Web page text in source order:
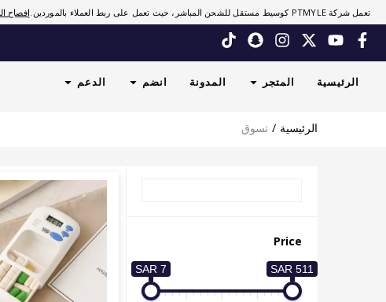
تعمل شركة PTMYLE كوسيط مستقل للشحن المباشر، حيث تعمل على ربط العملاء بالموردين. إفصاح
الرئيسية المتجر المدونة انضم الدعم
الرئيسية تسوق
Price
7 SAR 511 SAR